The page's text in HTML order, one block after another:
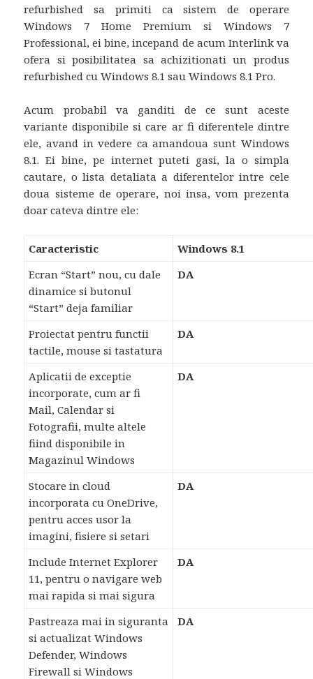
refurbished sa primiti ca sistem de operare
Windows 7 Home Premium si Windows 7
Professional, ei bine, incepand de acum Interlink va
ofera si posibilitatea sa achizitionati un produs
refurbished cu Windows 8.1 sau Windows 8.1 Pro.
Acum probabil va ganditi de ce sunt aceste
variante disponibile si care ar fi diferentele dintre
ele, avand in vedere ca amandoua sunt Windows
8.1. Ei bine, pe internet puteti gasi, la o simpla
cautare, o lista detaliata a diferentelor intre cele
doua sisteme de operare, noi insa, vom prezenta
doar cateva dintre ele:
Caracteristic
Windows 8.1
Ecran “Start” nou, cu dale
dinamice si butonul
“Start” deja familiar
DA
Proiectat pentru functii
tactile, mouse si tastatura
DA
Aplicatii de exceptie
incorporate, cum ar fi
Mail, Calendar si
Fotografii, multe altele
fiind disponibile in
Magazinul Windows
DA
Stocare in cloud
incorporata cu OneDrive,
pentru acces usor la
imagini, fisiere si setari
DA
Include Internet Explorer
11, pentru o navigare web
mai rapida si mai sigura
DA
Pastreaza mai in siguranta
si actualizat Windows
Defender, Windows
Firewall si Windows
DA